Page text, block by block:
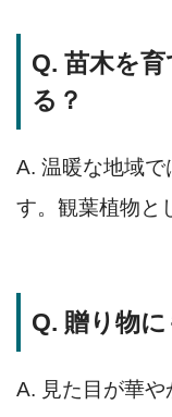
Q. 苗木を
る？
A. 温暖な地域
す。観葉植物と
Q. 贈り物
A. 見た目が華